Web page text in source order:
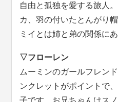
自由と孤独を愛する旅人
カ、羽の付いたとんがり
ミイとは姉と弟の関係にあ
▽フローレン
ムーミンのガールフレン
ンクレットがポイントで
子です。お兄ちゃんはス